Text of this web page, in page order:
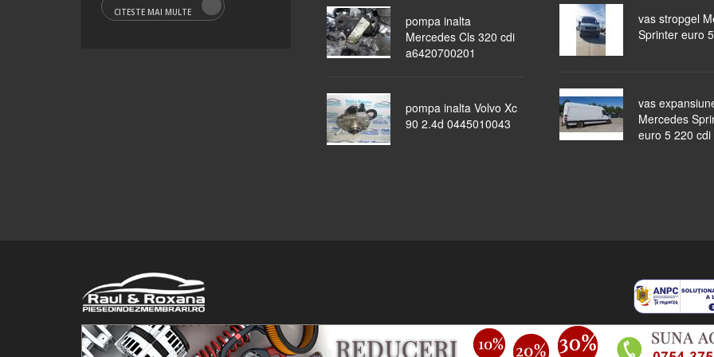
CITESTE MAI MULTE
pompa inalta
Mercedes Cls 320 cdi
a6420700201
pompa inalta Volvo Xc
90 2.4d 0445010043
vas stropgel
Sprinter euro
vas
Mercedes
euro 5 220 cdi
© 2016 Raul&Roxana SRL. Toate drepturile rezervate. piese auto masini dezmembrate ocazii lichidari